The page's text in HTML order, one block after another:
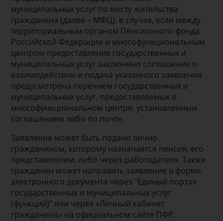
муниципальных услуг по месту жительства
гражданина (далее – МФЦ), в случае, если между
территориальным органом Пенсионного фонда
Российской Федерации и многофункциональным
центром предоставления государственных и
муниципальных услуг заключено соглашение о
взаимодействии и подача указанного заявления
предусмотрена перечнем государственных и
муниципальных услуг, предоставляемых в
многофункциональном центре, установленным
соглашением либо по почте.
Заявление может быть подано лично
гражданином, которому назначается пенсия, его
представителем, либо через работодателя. Также
гражданин может направить заявление в форме
электронного документа через "Единый портал
государственных и муниципальных услуг
(функций)" или через «Личный кабинет
гражданина» на официальном сайте ПФР.